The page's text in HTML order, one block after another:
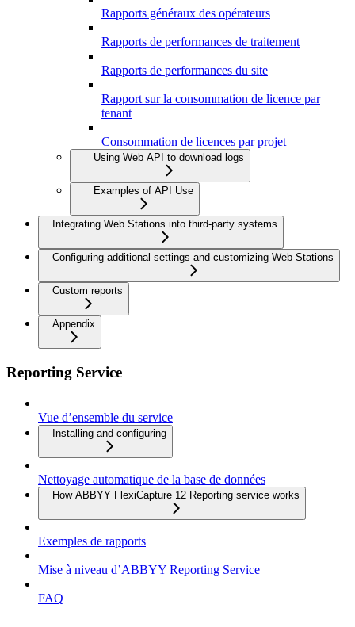
Rapports généraux des opérateurs
Rapports de performances de traitement
Rapports de performances du site
Rapport sur la consommation de licence par
tenant
Consommation de licences par projet
Using Web API to download logs
Examples of API Use
Integrating Web Stations into third-party systems
Configuring additional settings and customizing Web Stations
Custom reports
Appendix
Reporting Service
Vue d’ensemble du service
Installing and configuring
Nettoyage automatique de la base de données
How ABBYY FlexiCapture 12 Reporting service works
Exemples de rapports
Mise à niveau d’ABBYY Reporting Service
FAQ